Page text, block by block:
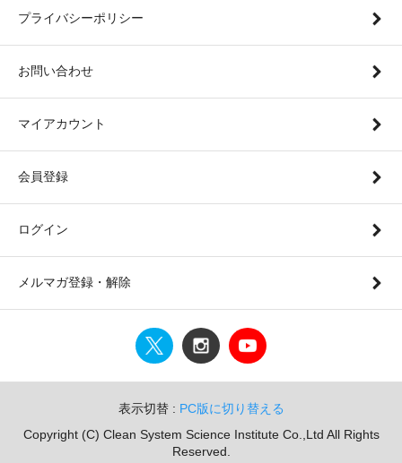
プライバシーポリシー
お問い合わせ
マイアカウント
会員登録
ログイン
メルマガ登録・解除
表示切替 : PC版に切り替える
Copyright (C) Clean System Science Institute Co.,Ltd All Rights
Reserved.